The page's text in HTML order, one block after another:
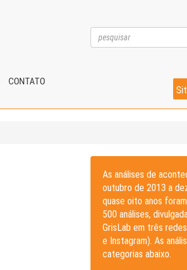
CONTATO
As análises de
outubro de 2013 a
quase oito anos
500 análises,
GrisLab em três
e Instagram). As
categorias abaixo.